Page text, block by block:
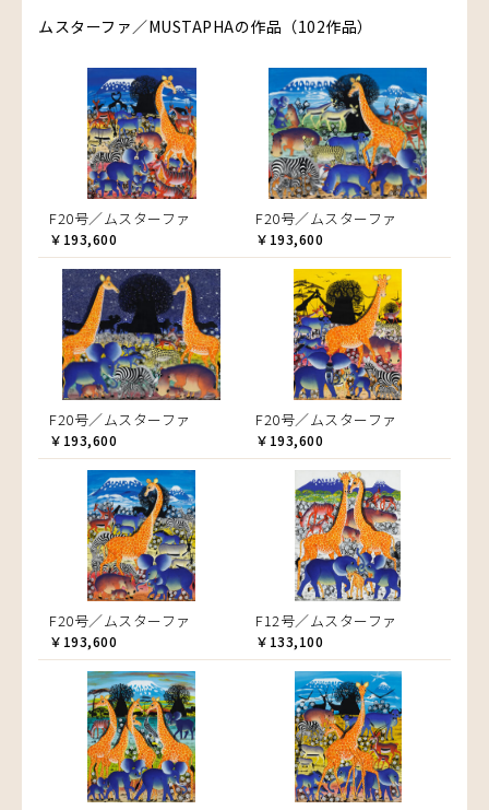
ムスターファ／MUSTAPHAの作品（102作品）
F20号／ムスターファ
￥193,600
F20号／ムスターファ
￥193,600
F20号／ムスターファ
￥193,600
F20号／ムスターファ
￥193,600
F20号／ムスターファ
￥193,600
F12号／ムスターファ
￥133,100